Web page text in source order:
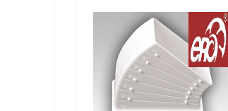
Отправим
07.08.2026
В наличии в пункте
самовывоза